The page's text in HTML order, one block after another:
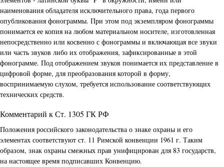
наименования обладателя исключительного права, года первого
опубликования фонограммы. При этом под экземпляром фонограммы
понимается ее копия на любом материальном носителе, изготовленная
непосредственно или косвенно с фонограммы и включающая все звуки
или часть звуков либо их отображения, зафиксированные в этой
фонограмме. Под отображением звуков понимается их представление в
цифровой форме, для преобразования которой в форму,
воспринимаемую слухом, требуется использование соответствующих
технических средств.
Комментарий к Ст. 1305 ГК РФ
Положения российского законодательства о знаке охраны и его
элементах соответствуют ст. 11 Римской конвенции 1961 г. Таким
образом, знак охраны смежных прав унифицирован для 83 государств,
на настоящее время подписавших Конвенцию.